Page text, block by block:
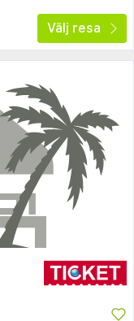
Välj resa